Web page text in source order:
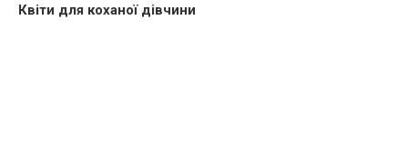
Квіти для коханої дівчини